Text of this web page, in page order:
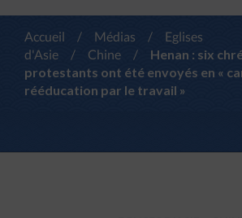
Accueil / Médias /
Eglises
d'Asie
/ Chine /
Henan : six
protestants ont été envoyés en «
rééducation par le travail »